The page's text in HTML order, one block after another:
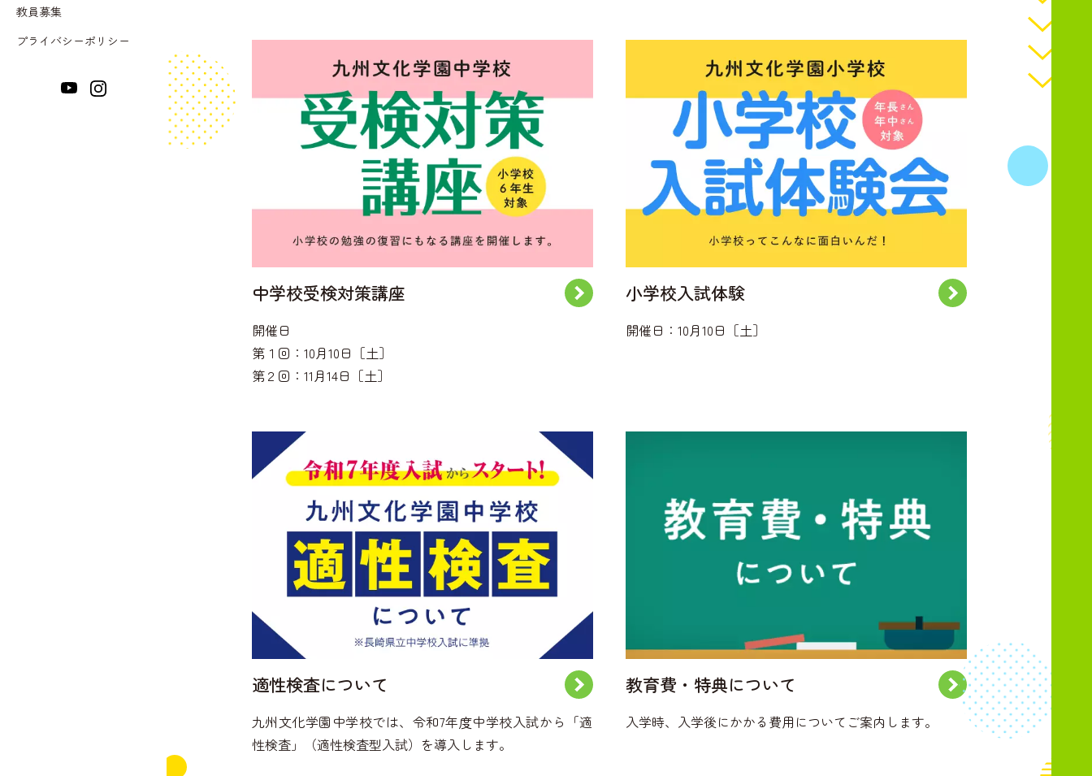
動画で見る九文小中学校
入試説明会
クリスマスフェスティバル
教員募集
プライバシーポリシー
中学校受検対策講座
開催日
第１回：10月10日［土］
第２回：11月14日［土］
小学校入試体験
開催日：10月10日［土］
適性検査について
九州文化学園中学校では、令和7年度中学校入試から「適
性検査」（適性検査型入試）を導入します。
教育費・特典について
入学時、入学後にかかる費用についてご案内します。